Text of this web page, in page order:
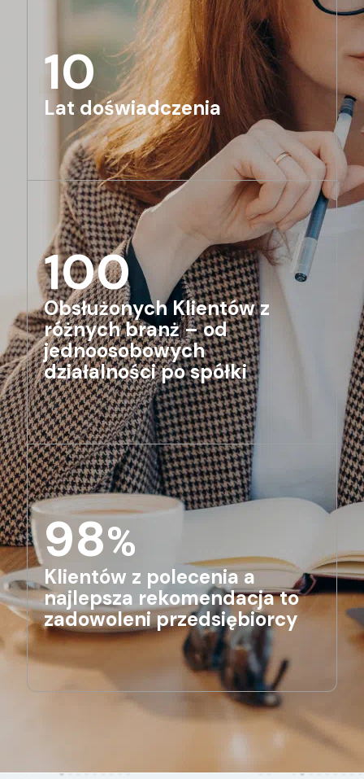
10
Lat doświadczenia
100
Obsłużonych Klientów z
różnych branż – od
jednoosobowych
działalności po spółki
98%
Klientów z polecenia a
najlepsza rekomendacja to
zadowoleni przedsiębiorcy